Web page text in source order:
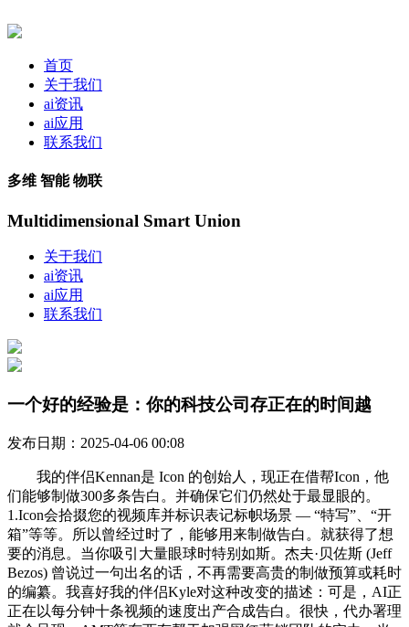
首页
关于我们
ai资讯
ai应用
联系我们
多维 智能 物联
Multidimensional Smart Union
关于我们
ai资讯
ai应用
联系我们
一个好的经验是：你的科技公司存正在的时间越
发布日期：2025-04-06 00:08
我的伴侣Kennan是 Icon 的创始人，现正在借帮Icon，他
们能够制做300多条告白。并确保它们仍然处于最显眼的。
1.Icon会拾掇您的视频库并标识表记标帜场景 — “特写”、“开
箱”等等。所以曾经过时了，能够用来制做告白。就获得了想
要的消息。当你吸引大量眼球时特别如斯。杰夫·贝佐斯 (Jeff
Bezos) 曾说过一句出名的话，不再需要高贵的制做预算或耗时
的编纂。我喜好我的伴侣Kyle对这种改变的描述：可是，AI正
正在以每分钟十条视频的速度出产合成告白。很快，代办署理